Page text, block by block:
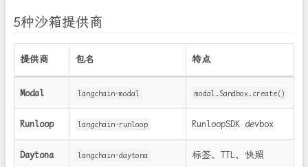
5种沙箱提供商
提供商 包名 特点
Modal langchain-modal modal.Sandbox.create()
Runloop langchain-runloop RunloopSDK devbox
Daytona langchain-daytona 标签、TTL、快照